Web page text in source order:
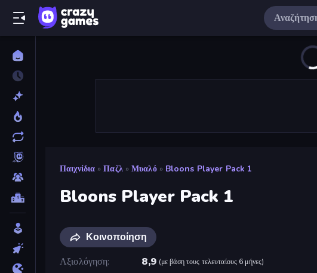
Παιχνίδια » Παζλ » Μυαλό » Bloons Player Pack 1
Bloons Player Pack 1
Κοινοποίηση
Αξιολόγηση
8,9 (με βάση τους τελευταίους 6 μήνες)